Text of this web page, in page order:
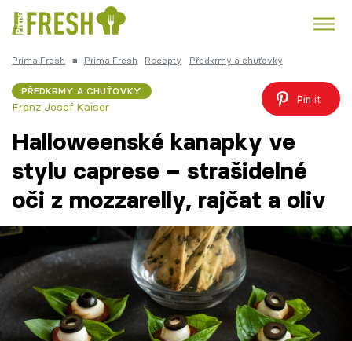
Česká kuchyně
Témata
Recepty
Články
TV Program
Prima Fresh ■ Prima Fresh Recepty Předkrmy a chuťovky
PŘEDKRMY A CHUŤOVKY
Franz Josef Kaiser
Pin it
Halloweenské kanapky ve
stylu caprese – strašidelné
oči z mozzarelly, rajčat a oliv